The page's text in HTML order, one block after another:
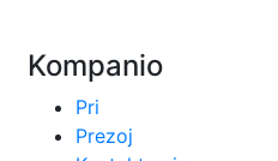
Kompanio
Pri
Prezoj